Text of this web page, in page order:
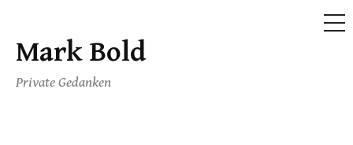
Skip
content
Mark Bold
Private Gedanken